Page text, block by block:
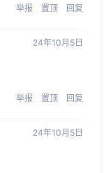
举报 置顶 回复
24年10月5日
举报 置顶 回复
24年10月5日